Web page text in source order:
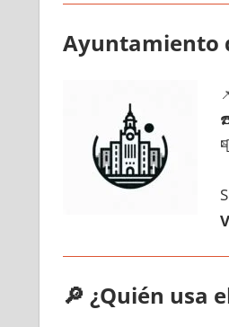
Ayuntamiento
🔎 ¿Quién usa